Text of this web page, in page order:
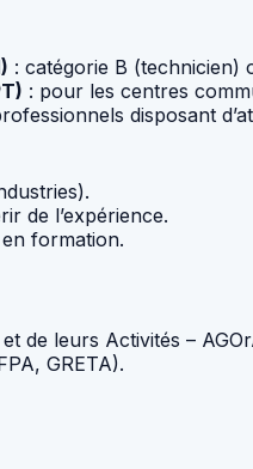
: catégorie B (technicien)
: pour les centres
disposant
de l’expérience.
formation.
de leurs Activités –
GRETA).